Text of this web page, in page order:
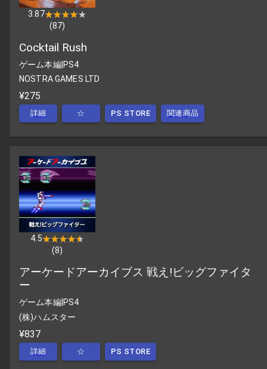
3.87★★★★★
★★★★★
(87)
Cocktail Rush
ゲーム本編|PS4
NOSTRA GAMES LTD
¥275
詳細 ☆ PS STORE 関連商品
4.5★★★★★
★★★★★
(8)
アーケードアーカイブス 戦え!ビッグファイタ
ー
ゲーム本編| PS4
(株)ハムスター
¥837
詳細 ☆ PS STORE